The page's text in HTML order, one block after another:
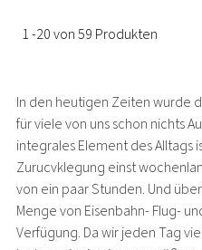
1 -20 von 59 Produkten
In den heutigen Zeiten wurde
für viele von uns schon nichts
integrales Element des Alltags
Zurucvklegung einst
von ein paar Stunden. Und
Menge von Eisenbahn- Flug-
Verfügung. Da wir jeden Tag